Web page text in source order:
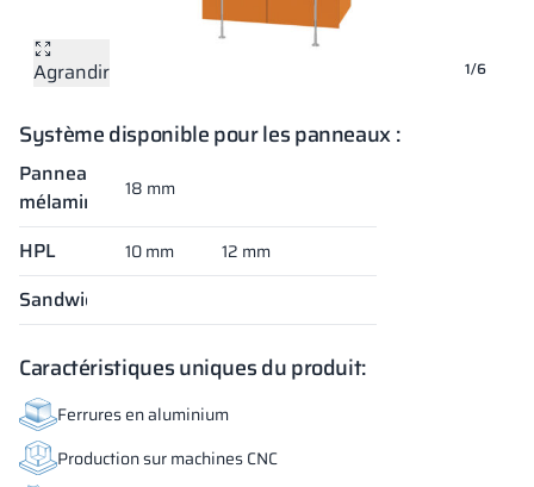
1/6
Agrandir
Agrandir
Agrandir
Agrandir
Agrandir
Agrandir
Système disponible pour les panneaux :
Panneaux
mélaminés
18 mm
HPL 10 mm 12 mm
Sandwich
Caractéristiques uniques du produit:
Ferrures en aluminium
Production sur machines CNC